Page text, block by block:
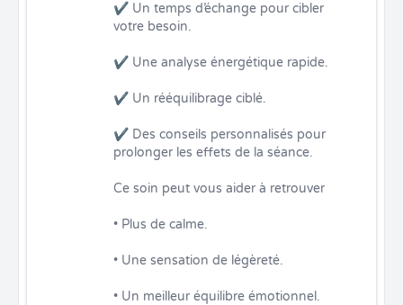
✔ Un temps d’échange pour cibler
votre besoin.
✔ Une analyse énergétique rapide.
✔ Un rééquilibrage ciblé.
✔ Des conseils personnalisés pour
prolonger les effets de la séance.
Ce soin peut vous aider à retrouver
• Plus de calme.
• Une sensation de légèreté.
• Un meilleur équilibre émotionnel.